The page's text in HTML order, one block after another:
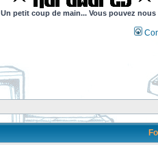
Un petit coup de main... Vous pouvez